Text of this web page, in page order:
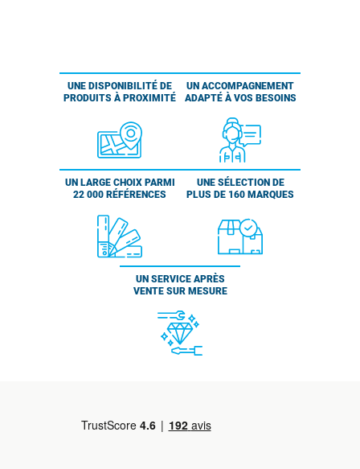
UNE DISPONIBILITÉ DE
PRODUITS À PROXIMITÉ
UN ACCOMPAGNEMENT
ADAPTÉ À VOS BESOINS
UN LARGE CHOIX PARMI
22 000 RÉFÉRENCES
UNE SÉLECTION DE
PLUS DE 160 MARQUES
UN SERVICE APRÈS
VENTE SUR MESURE